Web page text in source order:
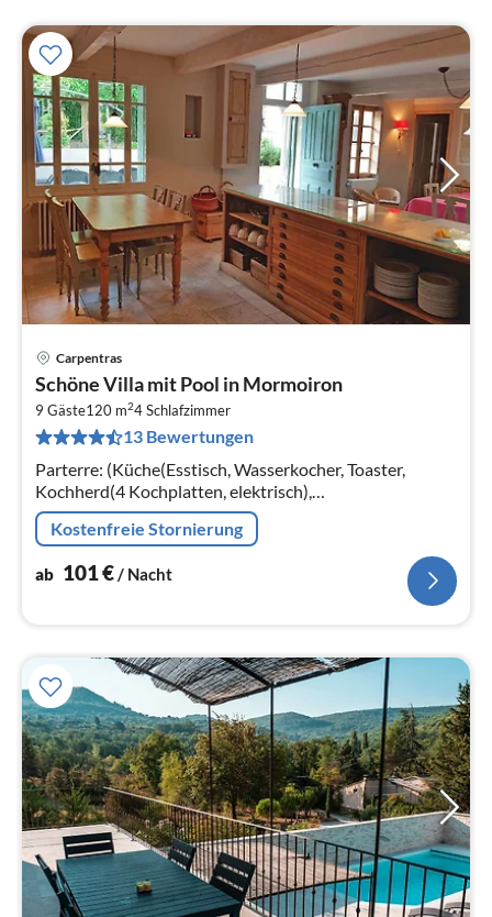
Carpentras
Schöne Villa mit Pool in Mormoiron
9 Gäste120 m24Schlafzimmer
13 Bewertungen
Parterre: (Küche(Esstisch, Wasserkocher, Toaster,
Kochherd(4 Kochplatten, elektrisch),
Dunstabzugshaube, Kaffeemaschine(Filter)
Kostenfreie Stornierung
ab 101€/ Nacht